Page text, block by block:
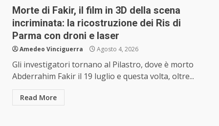
Morte di Fakir, il film in 3D della scena
incriminata: la ricostruzione dei Ris di
Parma con droni e laser
Amedeo Vinciguerra Agosto 4, 2026
Gli investigatori tornano al Pilastro, dove è morto
Abderrahim Fakir il 19 luglio e questa volta, oltre...
Read More